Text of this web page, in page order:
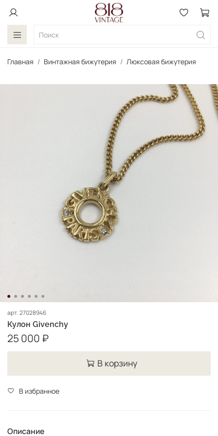
Главная Винтажная бижутерия Люксовая бижутерия
арт.27028946
Кулон Givenchy
25 000 ₽
В корзину
В избранное
Описание